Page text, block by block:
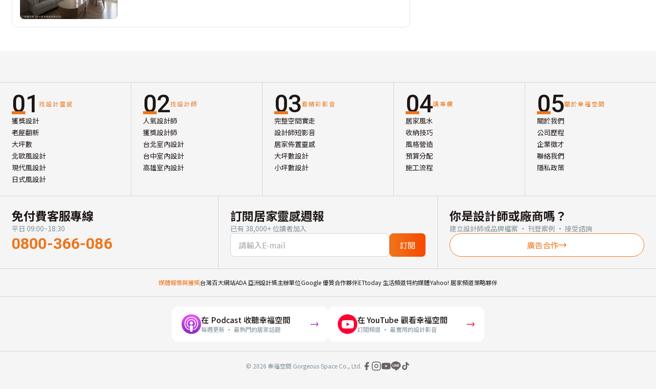
01 找設計靈感
獲獎設計
老屋翻新
大坪數
北歐風設計
現代風設計
日式風設計
02找設計師
人氣設計師
獲獎設計師
台北室內設計
台中室內設計
高雄室內設計
03看精彩影音
完整空間實走
設計師短影音
居家佈置靈感
大坪數設計
小坪數設計
04讀專欄
居家風水
收納技巧
風格營造
預算分配
施工流程
05關於幸福空間
關於我們
公司歷程
企業徵才
聯絡我們
隱私政策
免付費客服專線
平日 09:00~18:30
0800-366-086
訂閱居家靈感週報
已有 38,000+ 位讀者加入
訂閱
你是設計師或廠商嗎？
建立設計師或品牌檔案 · 刊登案例 · 接受諮詢
廣告合作
媒體報導與獲獎台灣百大網站ADA 亞洲設計獎主辦單位Google 優質合作夥伴ETtoday 生活頻道特約媒體Yahoo! 居家頻道策略夥伴
在 Podcast 收聽幸福空間
每週更新 · 最熱門的居家話題
在 YouTube 觀看幸福空間
訂閱頻道 · 最實用的設計影音
© 2026 幸福空間 Gorgeous Space Co., Ltd.